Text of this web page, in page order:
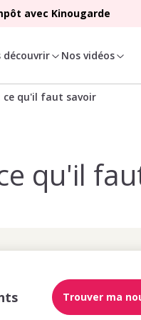
avec Kinougarde
découvrir Nos vidéos
ce qu'il faut savoir
qu'il
Trouver ma